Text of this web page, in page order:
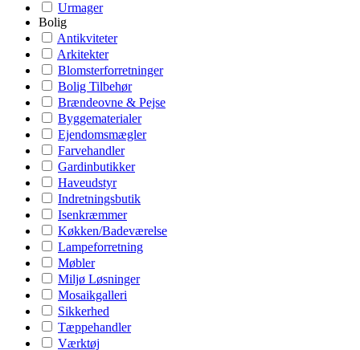
Urmager
Bolig
Antikviteter
Arkitekter
Blomsterforretninger
Bolig Tilbehør
Brændeovne & Pejse
Byggematerialer
Ejendomsmægler
Farvehandler
Gardinbutikker
Haveudstyr
Indretningsbutik
Isenkræmmer
Køkken/Badeværelse
Lampeforretning
Møbler
Miljø Løsninger
Mosaikgalleri
Sikkerhed
Tæppehandler
Værktøj